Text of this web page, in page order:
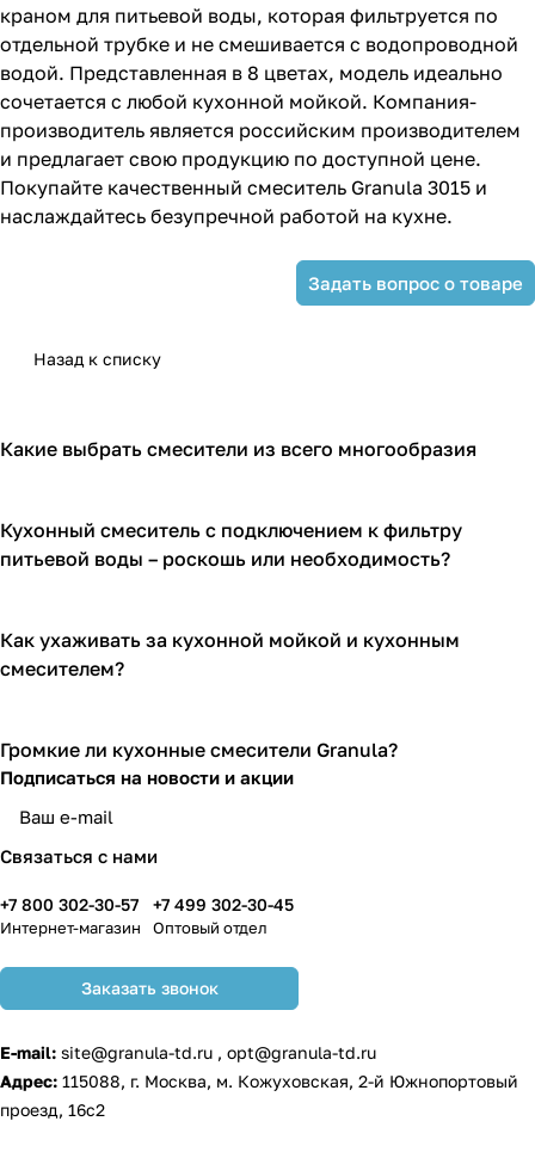
краном для питьевой воды, которая фильтруется по
отдельной трубке и не смешивается с водопроводной
водой. Представленная в 8 цветах, модель идеально
сочетается с любой кухонной мойкой. Компания-
производитель является российским производителем
и предлагает свою продукцию по доступной цене.
Покупайте качественный смеситель Granula 3015 и
наслаждайтесь безупречной работой на кухне.
Задать вопрос о товаре
Назад к списку
Какие выбрать смесители из всего многообразия
Кухонный смеситель с подключением к фильтру
питьевой воды – роскошь или необходимость?
Как ухаживать за кухонной мойкой и кухонным
смесителем?
Громкие ли кухонные смесители Granula?
Подписаться на новости и акции
Связаться с нами
+7 800 302-30-57
Интернет-магазин
+7 499 302-30-45
Оптовый отдел
Заказать звонок
E-mail: site@granula-td.ru , opt@granula-td.ru
Адрес: 115088, г. Москва, м. Кожуховская, 2-й Южнопортовый
проезд, 16с2